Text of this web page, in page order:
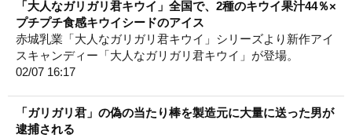
「大人なガリガリ君キウイ」全国で、2種のキウイ果汁44％×
プチプチ食感キウイシードのアイス
赤城乳業「大人なガリガリ君キウイ」シリーズより新作アイ
スキャンディー「大人なガリガリ君キウイ」が登場。
02/07 16:17
「ガリガリ君」の偽の当たり棒を製造元に大量に送った男が
逮捕される